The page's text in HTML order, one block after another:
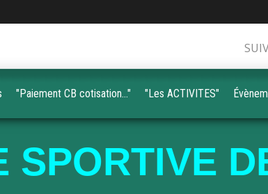
SPORTIVE
"Paiement CB cotisation..." "Les ACTIVITES"